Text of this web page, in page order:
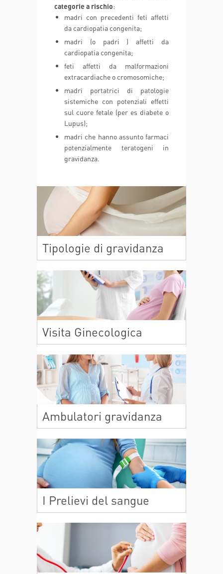
categorie a rischio:
madri con precedenti feti affetti
da cardiopatia congenita;
madri (o padri ) affetti da
cardiopatia congenita;
feti affetti da malformazioni
extracardiache o cromosomiche;
madri portatrici di patologie
sistemiche con potenziali effetti
sul cuore fetale (per es diabete o
Lupus);
madri che hanno assunto farmaci
potenzialmente teratogeni in
gravidanza.
Tipologie di gravidanza
Visita Ginecologica
Ambulatori gravidanza
I Prelievi del sangue